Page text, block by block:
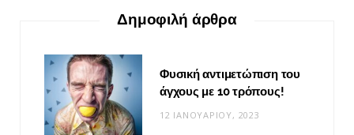
Δημοφιλή άρθρα
Φυσική αντιμετώπιση του
άγχους με 10 τρόπους!
12 ΙΑΝΟΥΑΡΊΟΥ, 2023